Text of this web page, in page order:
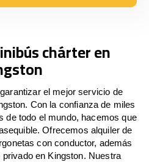
chárter en
el mejor servicio de
Con la confianza de miles
de todo el mundo, hacemos que
Ofrecemos alquiler de
con conductor, además
en Kingston. Nuestra